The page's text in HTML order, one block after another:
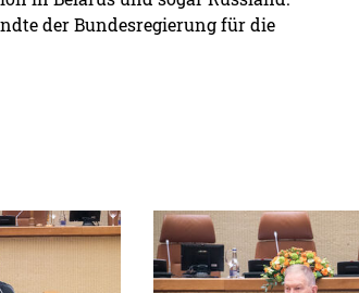
der Bundesregierung für die
Detailansicht öffnen: